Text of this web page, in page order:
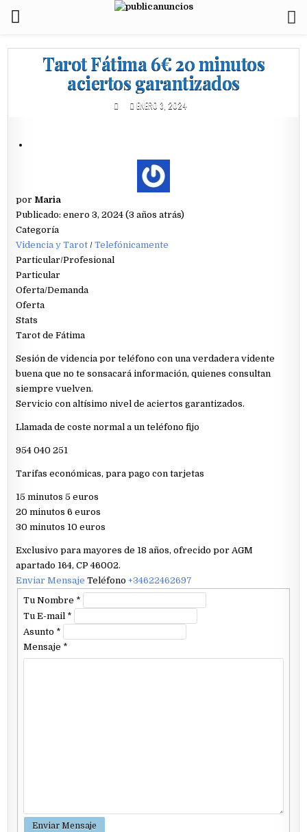
Tarot Fátima 6€ 20 minutos
aciertos garantizados
ENERO 3, 2024
por Maria
Publicado: enero 3, 2024 (3 años atrás)
Categoría
Videncia y Tarot /Telefónicamente
Particular/Profesional
Particular
Oferta/Demanda
Oferta
Stats
Tarot de Fátima
Sesión de videncia por teléfono con una verdadera vidente
buena que no te sonsacará información, quienes consultan
siempre vuelven.
Servicio con altísimo nivel de aciertos garantizados.
Llamada de coste normal a un teléfono fijo
954 040 251
Tarifas económicas, para pago con tarjetas
15 minutos 5 euros
20 minutos 6 euros
30 minutos 10 euros
Exclusivo para mayores de 18 años, ofrecido por AGM
apartado 164, CP 46002.
Enviar MensajeTeléfono+34622462697
Tu Nombre *
Tu E-mail *
Asunto *
Mensaje *